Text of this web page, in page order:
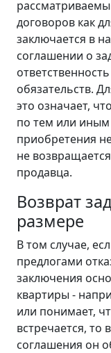
договоров как
заключается в
соглашении о
обязательств.
это означает,
по тем или иным
приобретения
не
продавца.
Возврат
размере
В том случае,
предлогами
заключения
квартиры -
или понимает,
встречается, то
соглашения он